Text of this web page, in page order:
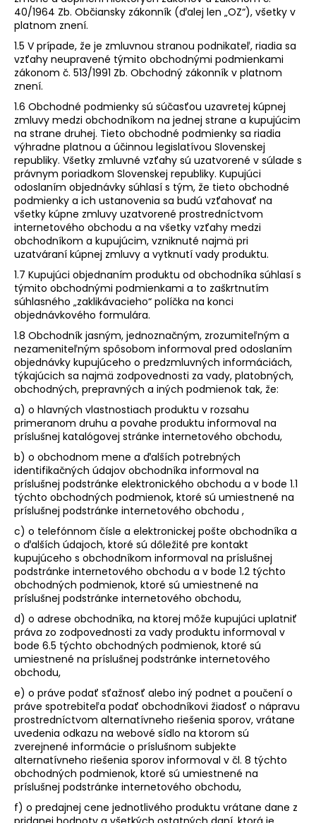
40/1964 Zb. Občiansky zákonník (ďalej len „OZ“), všetky v
platnom znení.
1.5 V prípade, že je zmluvnou stranou podnikateľ, riadia sa
vzťahy neupravené týmito obchodnými podmienkami
zákonom č. 513/1991 Zb. Obchodný zákonník v platnom
znení.
1.6 Obchodné podmienky sú súčasťou uzavretej kúpnej
zmluvy medzi obchodníkom na jednej strane a kupujúcim
na strane druhej. Tieto obchodné podmienky sa riadia
výhradne platnou a účinnou legislatívou Slovenskej
republiky. Všetky zmluvné vzťahy sú uzatvorené v súlade s
právnym poriadkom Slovenskej republiky. Kupujúci
odoslaním objednávky súhlasí s tým, že tieto obchodné
podmienky a ich ustanovenia sa budú vzťahovať na
všetky kúpne zmluvy uzatvorené prostredníctvom
internetového obchodu a na všetky vzťahy medzi
obchodníkom a kupujúcim, vzniknuté najmä pri
uzatváraní kúpnej zmluvy a vytknutí vady produktu.
1.7 Kupujúci objednaním produktu od obchodníka súhlasí s
týmito obchodnými podmienkami a to zaškrtnutím
súhlasného „zaklikávacieho“ políčka na konci
objednávkového formulára.
1.8 Obchodník jasným, jednoznačným, zrozumiteľným a
nezameniteľným spôsobom informoval pred odoslaním
objednávky kupujúceho o predzmluvných informáciách,
týkajúcich sa najmä zodpovednosti za vady, platobných,
obchodných, prepravných a iných podmienok tak, že:
a) o hlavných vlastnostiach produktu v rozsahu
primeranom druhu a povahe produktu informoval na
príslušnej katalógovej stránke internetového obchodu,
b) o obchodnom mene a ďalších potrebných
identifikačných údajov obchodníka informoval na
príslušnej podstránke elektronického obchodu a v bode 1.1
týchto obchodných podmienok, ktoré sú umiestnené na
príslušnej podstránke internetového obchodu ,
c) o telefónnom čísle a elektronickej pošte obchodníka a
o ďalších údajoch, ktoré sú dôležité pre kontakt
kupujúceho s obchodníkom informoval na príslušnej
podstránke internetového obchodu a v bode 1.2 týchto
obchodných podmienok, ktoré sú umiestnené na
príslušnej podstránke internetového obchodu,
d) o adrese obchodníka, na ktorej môže kupujúci uplatniť
práva zo zodpovednosti za vady produktu informoval v
bode 6.5 týchto obchodných podmienok, ktoré sú
umiestnené na príslušnej podstránke internetového
obchodu,
e) o práve podať sťažnosť alebo iný podnet a poučení o
práve spotrebiteľa podať obchodníkovi žiadosť o nápravu
prostredníctvom alternatívneho riešenia sporov, vrátane
uvedenia odkazu na webové sídlo na ktorom sú
zverejnené informácie o príslušnom subjekte
alternatívneho riešenia sporov informoval v čl. 8 týchto
obchodných podmienok, ktoré sú umiestnené na
príslušnej podstránke internetového obchodu,
f) o predajnej cene jednotlivého produktu vrátane dane z